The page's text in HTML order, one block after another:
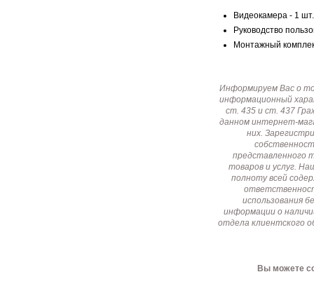
Видеокамера - 1 шт.
Руководство
Монтажный
Информируем Вас о
информационный
ст. 435 и ст. 437
данном интернет-
них.
представленного
товаров и услуг.
полноту всей
использования
информации о
отдела клиентского
Вы можете